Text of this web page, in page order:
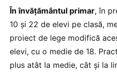
În învățământul primar, în
10 și 22 de elevi pe clasă,
proiect de lege modifică
elevi, cu o medie de 18.
plus atât la medie, cât și la